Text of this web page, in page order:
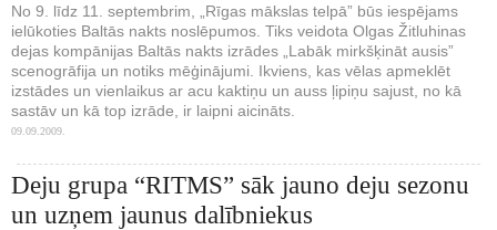
No 9. līdz 11. septembrim, „Rīgas mākslas telpā” būs iespējams
ielūkoties Baltās nakts noslēpumos. Tiks veidota Olgas Žitluhinas
dejas kompānijas Baltās nakts izrādes „Labāk mirkšķināt ausis”
scenogrāfija un notiks mēģinājumi. Ikviens, kas vēlas apmeklēt
izstādes un vienlaikus ar acu kaktiņu un auss ļipiņu sajust, no kā
sastāv un kā top izrāde, ir laipni aicināts.
09.09.2009.
Deju grupa “RITMS” sāk jauno deju sezonu
un uzņem jaunus dalībniekus